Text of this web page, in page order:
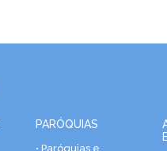
PARÓQUIAS
• Paróquias e